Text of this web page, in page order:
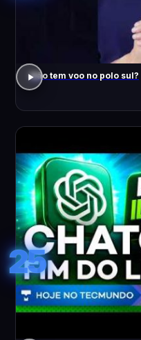
Não tem voo no polo sul?
25